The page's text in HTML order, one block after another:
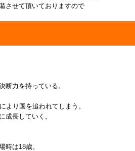
させて頂いておりますので
断力を持っている。
より国を追われてしまう。
成長していく。
時は18歳。